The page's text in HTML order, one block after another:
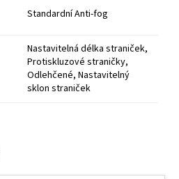
Standardní Anti-fog
Nastavitelná délka straniček,
Protiskluzové straničky,
Odlehčené, Nastavitelný
sklon straniček